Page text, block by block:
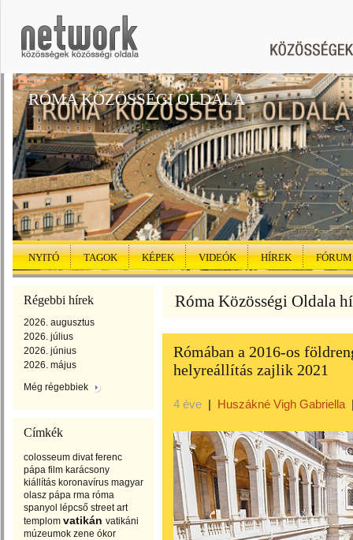
RÓMA KÖZÖSSÉGI OLDALA
NYITÓ TAGOK KÉPEK VIDEÓK HÍREK FÓRUM
Régebbi hírek
2026. augusztus
2026. július
2026. június
2026. május
Még régebbiek
Címkék
colosseum divat ferenc
pápa film karácsony
kiállítás koronavírus magyar
olasz pápa rma róma
spanyol lépcső street art
templom vatikán vatikáni
múzeumok zene ókor
Róma Közösségi Oldala
Rómában a 2016-os
helyreállítás zajlik 2021
4 éve | Huszákné Vigh Gabriella